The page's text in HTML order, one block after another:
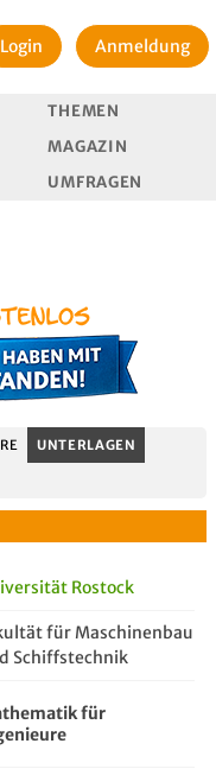
Login Anmeldung
THEMEN
MAGAZIN
UMFRAGEN
UNTERLAGEN
(WS ...
Rostock
für Maschinenbau
Schiffstechnik
für